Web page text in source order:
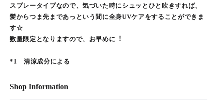
スプレータイプなので、気づいた時にシュッとひと吹きすれば、
髪からつま先まであっという間に全⾝UVケアをすることができま
す☆
数量限定となりますので、お早めに︕
*1 清涼成分による
Shop Information